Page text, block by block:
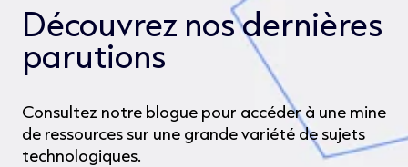
Découvrez nos dernières
parutions
Consultez notre blogue pour accéder à une mine
de ressources sur une grande variété de sujets
technologiques.